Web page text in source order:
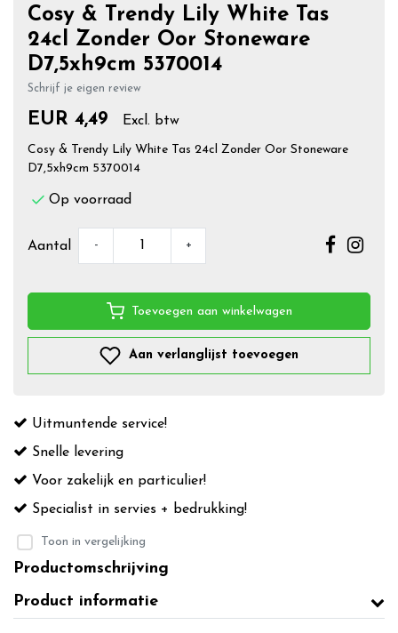
Cosy & Trendy Lily White Tas
24cl Zonder Oor Stoneware
D7,5xh9cm 5370014
Schrijf je eigen review
EUR 4,49 Excl. btw
Cosy & Trendy Lily White Tas 24cl Zonder Oor Stoneware
D7,5xh9cm 5370014
Op voorraad
Aantal - +
Toevoegen aan winkelwagen
Aan verlanglijst toevoegen
Uitmuntende service!
Snelle levering
Voor zakelijk en particulier!
Specialist in servies + bedrukking!
Toon in vergelijking
Productomschrijving
Product informatie